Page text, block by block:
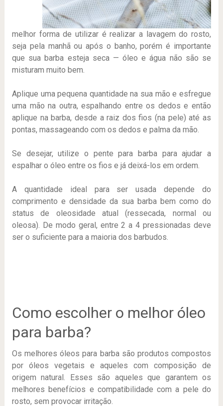
melhor forma de utilizar é realizar a lavagem do rosto,
seja pela manhã ou após o banho, porém é importante
que sua barba esteja seca — óleo e água não são se
misturam muito bem.
Aplique uma pequena quantidade na sua mão e esfregue
uma mão na outra, espalhando entre os dedos e então
aplique na barba, desde a raiz dos fios (na pele) até as
pontas, massageando com os dedos e palma da mão.
Se desejar, utilize o pente para barba para ajudar a
espalhar o óleo entre os fios e já deixá-los em ordem.
A quantidade ideal para ser usada depende do
comprimento e densidade da sua barba bem como do
status de oleosidade atual (ressecada, normal ou
oleosa). De modo geral, entre 2 a 4 pressionadas deve
ser o suficiente para a maioria dos barbudos.
Como escolher o melhor óleo
para barba?
Os melhores óleos para barba são produtos compostos
por óleos vegetais e aqueles com composição de
origem natural. Esses são aqueles que garantem os
melhores benefícios e compatibilidade com a pele do
rosto, sem provocar irritação.